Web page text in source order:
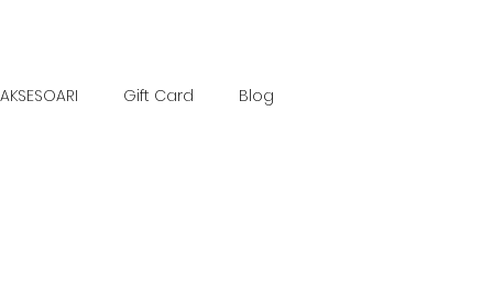
Gift Card Blog